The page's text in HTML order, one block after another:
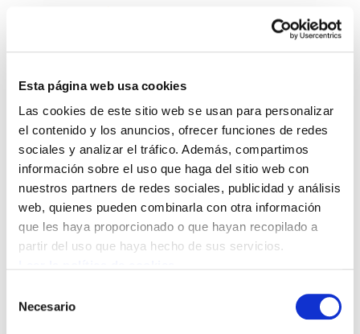
Esta página web usa cookies
Las cookies de este sitio web se usan para personalizar
el contenido y los anuncios, ofrecer funciones de redes
sociales y analizar el tráfico. Además, compartimos
información sobre el uso que haga del sitio web con
nuestros partners de redes sociales, publicidad y análisis
web, quienes pueden combinarla con otra información
que les haya proporcionado o que hayan recopilado a
partir del uso que haya hecho de sus servicios.
Necesario
Enbata + Alda! 2051
Enbata-Alda2051(142).pdf1.0 MB
POLÍTICA DE COOKIES
CANAL DE INFORMACIÓN
POLÍTICA DE PRIVACIDAD
MAPA DEL SITIO
ACCESIBILIDAD
Barrainkua 13 - 48009 Bilbo -